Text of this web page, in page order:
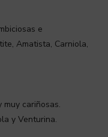
e
Amatista, Carniola,
muy cariñosas.
y Venturina.